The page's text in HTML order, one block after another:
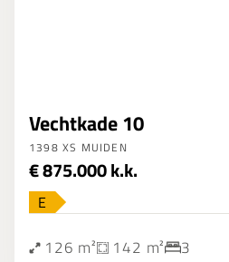
1398 XS MUIDEN
Vechtkade 10
€ 875.000 k.k.
E
126 m² 142 m² 3